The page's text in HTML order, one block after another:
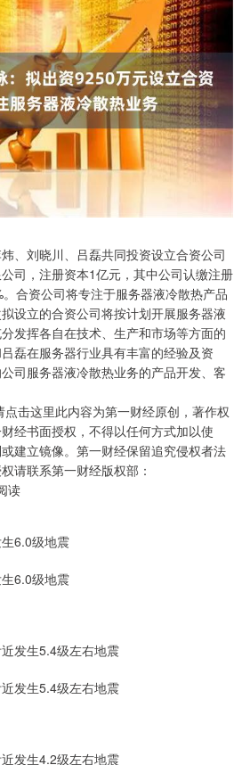
、刘晓川、吕磊共同投资设立合资公司
司，注册资本1亿元，其中公司认缴注册
合资公司将专注于服务器液冷散热产品
设立的合资公司将按计划开展服务器液
发挥各自在技术、生产和市场等方面的
磊在服务器行业具有丰富的经验及资
司服务器液冷散热业务的产品开发、客
击这里此内容为第一财经原创，著作权
经书面授权，不得以任何方式加以使
建立镜像。第一财经保留追究侵权者法
请联系第一财经版权部：
读
6.0级地震
6.0级地震
发生5.4级左右地震
发生5.4级左右地震
发生4.2级左右地震